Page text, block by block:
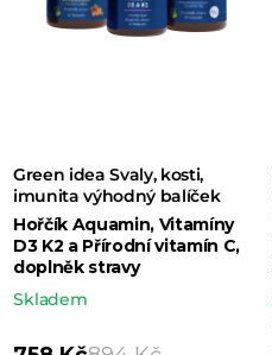
Green idea Svaly, kosti,
imunita výhodný balíček
Hořčík Aquamin, Vitamíny
D3 K2 a Přírodní vitamín C,
doplněk stravy
Skladem